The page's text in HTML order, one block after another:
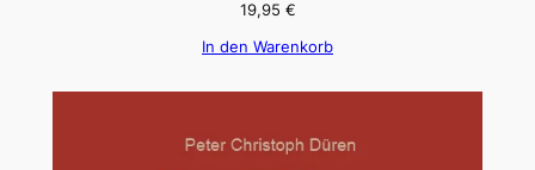
19,95 €
In den Warenkorb